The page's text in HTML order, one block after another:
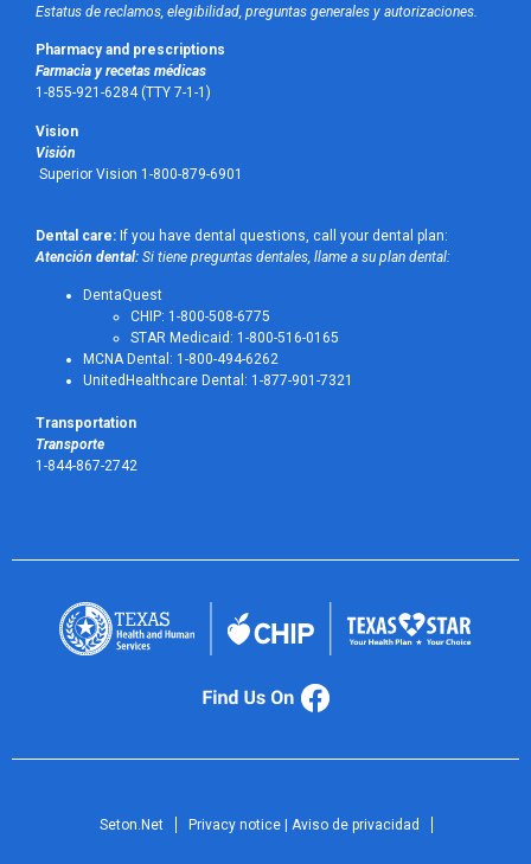
Estatus de reclamos, elegibilidad, preguntas generales y autorizaciones.
Pharmacy and prescriptions
Farmacia y recetas médicas
1-855-921-6284 (TTY 7-1-1)
Vision
Visión
Superior Vision 1-800-879-6901
Dental care: If you have dental questions, call your dental plan:
Atención dental: Si tiene preguntas dentales, llame a su plan dental:
DentaQuest
CHIP: 1-800-508-6775
STAR Medicaid: 1-800-516-0165
MCNA Dental: 1-800-494-6262
UnitedHealthcare Dental: 1-877-901-7321
Transportation
Transporte
1-844-867-2742
Seton.Net Privacy notice | Aviso de privacidad